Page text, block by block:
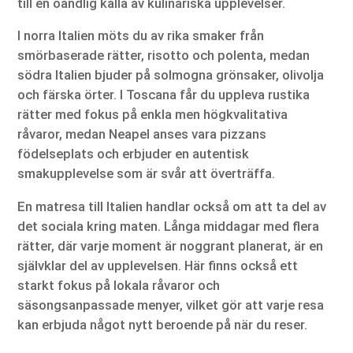
I norra Italien möts du av rika smaker från
smörbaserade rätter, risotto och polenta, medan
södra Italien bjuder på solmogna grönsaker, olivolja
och färska örter. I Toscana får du uppleva rustika
rätter med fokus på enkla men högkvalitativa
råvaror, medan Neapel anses vara pizzans
födelseplats och erbjuder en autentisk
smakupplevelse som är svår att överträffa.
En matresa till Italien handlar också om att ta del av
det sociala kring maten. Långa middagar med flera
rätter, där varje moment är noggrant planerat, är en
självklar del av upplevelsen. Här finns också ett
starkt fokus på lokala råvaror och
säsongsanpassade menyer, vilket gör att varje resa
kan erbjuda något nytt beroende på när du reser.